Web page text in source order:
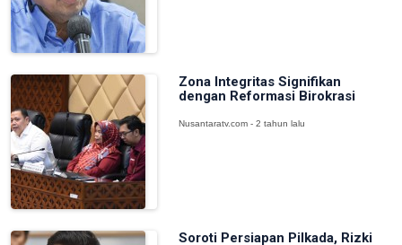
Zona Integritas Signifikan
dengan Reformasi Birokrasi
Nusantaratv.com - 2 tahun lalu
Soroti Persiapan Pilkada, Rizki